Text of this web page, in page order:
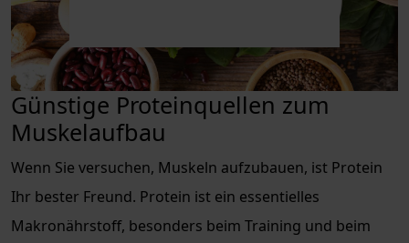
Günstige Proteinquellen zum
Muskelaufbau
Wenn Sie versuchen, Muskeln aufzubauen, ist Protein
Ihr bester Freund. Protein ist ein essentielles
Makronährstoff, besonders beim Training und beim